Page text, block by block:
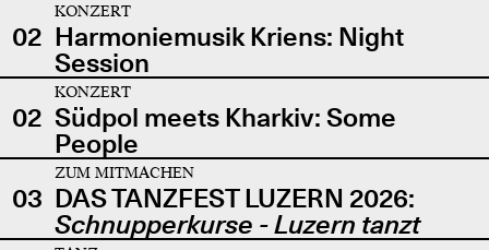
02
KONZERT
Harmoniemusik Kriens: Night
Session
02
KONZERT
Südpol meets Kharkiv: Some
People
03
ZUM MITMACHEN
DAS TANZFEST LUZERN 2026:
Schnupperkurse - Luzern tanzt